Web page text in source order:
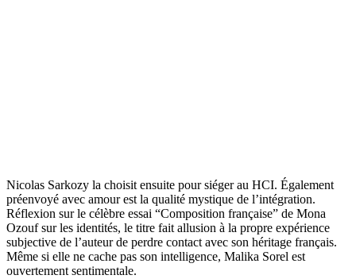
Nicolas Sarkozy la choisit ensuite pour siéger au HCI. Également
préenvoyé avec amour est la qualité mystique de l’intégration.
Réflexion sur le célèbre essai “Composition française” de Mona
Ozouf sur les identités, le titre fait allusion à la propre expérience
subjective de l’auteur de perdre contact avec son héritage français.
Même si elle ne cache pas son intelligence, Malika Sorel est
ouvertement sentimentale.